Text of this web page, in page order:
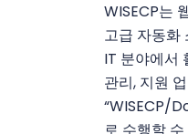
WISECP는
고급 자동화
IT 분야에서
관리, 지원
“WISECP/